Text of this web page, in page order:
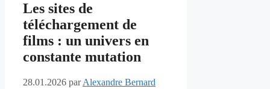
Les sites de
téléchargement de
films : un univers en
constante mutation
28.01.2026 parAlexandre Bernard